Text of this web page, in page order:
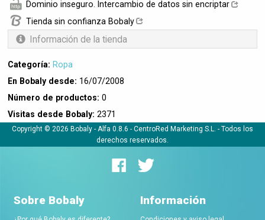
Dominio inseguro. Intercambio de datos sin encriptar
Tienda sin confianza Bobaly
Información de la tienda
Categoría: Ropa
En Bobaly desde: 16/07/2008
Número de productos: 0
Visitas desde Bobaly: 2371
Copyright © 2026 Bobaly - Alfa 0.8.6 - CentroRed Marketing S.L. - Todos los
derechos reservados.
Sobre Bobaly Información